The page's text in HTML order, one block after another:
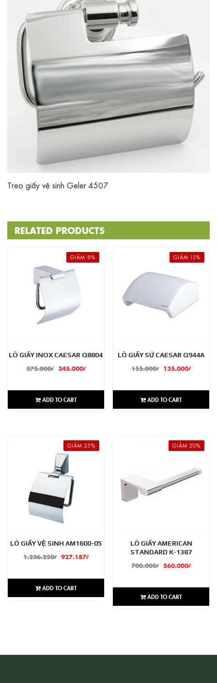
Treo giấy vệ sinh Geler 4507
RELATED PRODUCTS
GIẢM 8%
LÔ GIẤY INOX CAESAR Q8804
375.000₫ 345.000₫
ADD TO CART
GIẢM 13%
LÔ GIẤY SỨ CAESAR Q944A
155.000₫ 135.000₫
ADD TO CART
GIẢM 25%
LÔ GIẤY VỆ SINH AM1600-05
1.236.250₫ 927.187₫
ADD TO CART
GIẢM 20%
LÔ GIẤY AMERICAN
STANDARD K-1387
700.000₫ 560.000₫
ADD TO CART